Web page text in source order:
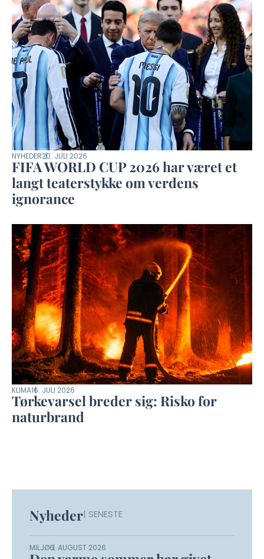
NYHEDER20. JULI 2026
FIFA WORLD CUP 2026 har været et
langt teaterstykke om verdens
ignorance
KLIMA16. JULI 2026
Tørkevarsel breder sig: Risko for
naturbrand
Nyheder| SENESTE
MILJØ6. AUGUST 2026